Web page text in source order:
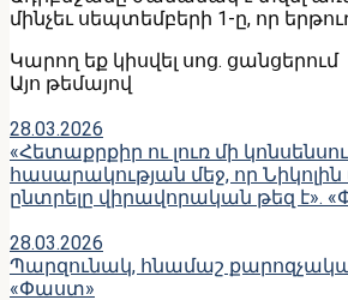
մինչեւ սեպտեմբերի 1-ը, որ
Կարող եք կիսվել սոց․ ցանցերում
Այո թեմայով
28.03.2026
«Հետաքրքիր ու լուռ մի
հասարակության մեջ, որ Նիկոլին
ընտրելը վիրավորական թեզ է».
28.03.2026
Պարզունակ, հնամաշ
«Փաստ»